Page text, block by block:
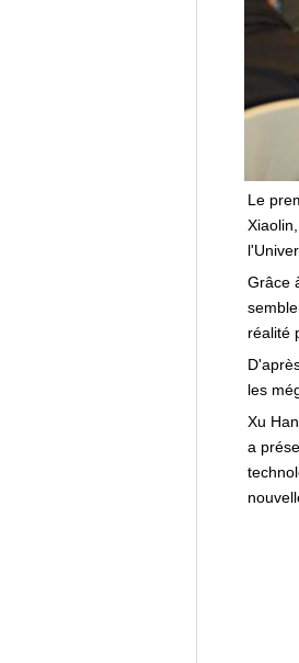
Le
Grâce
réalité
les
Xu
a